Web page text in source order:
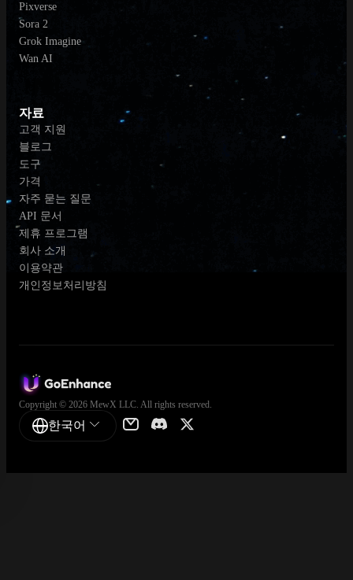
Pixverse
Sora 2
Grok Imagine
Wan AI
자료
고객 지원
블로그
도구
가격
자주 묻는 질문
API 문서
제휴 프로그램
회사 소개
이용약관
개인정보처리방침
Copyright © 2026 MewX LLC. All rights reserved.
한국어